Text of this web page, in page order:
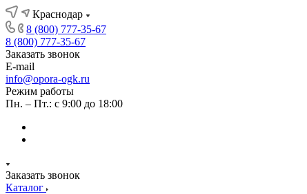
Краснодар
8 (800) 777-35-67
8 (800) 777-35-67
Заказать звонок
E-mail
info@opora-ogk.ru
Режим работы
Пн. – Пт.: с 9:00 до 18:00
Заказать звонок
Каталог